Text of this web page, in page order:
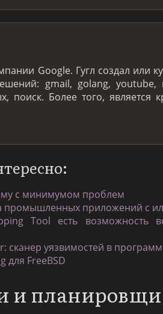
Google. Гугл создал или
gmail, golang, youtube,
поиск. Более того, является
с минимумом проблем
промышленных приложений с
Tool есть возможность
сканер уязвимостей в
для FreeBSD
и